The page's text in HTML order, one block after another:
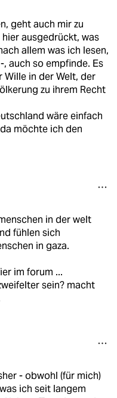
geht auch mir zu
ausgedrückt, was
allem was ich lesen,
, auch so empfinde. Es
in der Welt, der
zu ihrem Recht
wäre einfach
möchte ich den
in der welt
fühlen sich
in gaza.
im forum ...
sein? macht
- obwohl (für mich)
ich seit langem